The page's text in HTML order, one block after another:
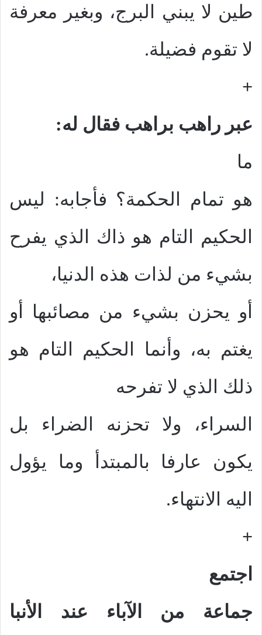
طين لا يبني البرج، وبغير معرفة
لا تقوم فضيلة.
+
عبر راهب براهب فقال له:
ما
هو تمام الحكمة؟ فأجابه: ليس
الحكيم التام هو ذاك الذي يفرح
بشيء من لذات هذه الدنيا،
أو يحزن بشيء من مصائبها أو
يغتم به، وأنما الحكيم التام هو
ذلك الذي لا تفرحه
السراء، ولا تحزنه الضراء بل
يكون عارفا بالمبتدأ وما يؤول
اليه الانتهاء.
+
اجتمع
جماعة من الآباء عند الأنبا